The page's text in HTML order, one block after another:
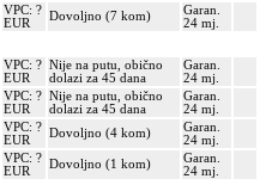
VPC: ?
EUR
Dovoljno (7 kom)
Garan.
24 mj.
VPC: ?
EUR
Nije na putu, obično
dolazi za 45 dana
Garan.
24 mj.
VPC: ?
EUR
Nije na putu, obično
dolazi za 45 dana
Garan.
24 mj.
VPC: ?
EUR
Dovoljno (4 kom)
Garan.
24 mj.
VPC: ?
EUR
Dovoljno (1 kom)
Garan.
24 mj.